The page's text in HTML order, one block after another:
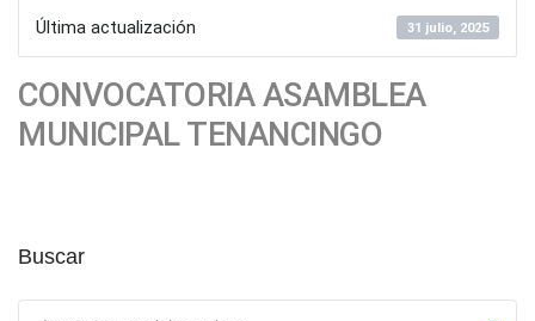
Última actualización 31 julio, 2025
CONVOCATORIA ASAMBLEA
MUNICIPAL TENANCINGO
Buscar